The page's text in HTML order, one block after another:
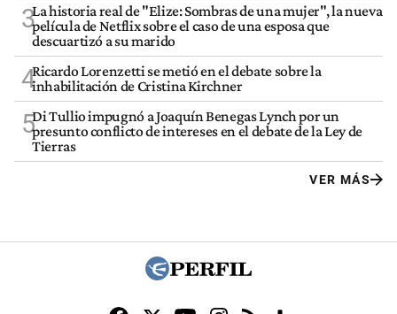
3La historia real de "Elize: Sombras de una mujer", la nueva
película de Netflix sobre el caso de una esposa que
descuartizó a su marido
4Ricardo Lorenzetti se metió en el debate sobre la
inhabilitación de Cristina Kirchner
5Di Tullio impugnó a Joaquín Benegas Lynch por un
presunto conflicto de intereses en el debate de la Ley de
Tierras
VER MÁS